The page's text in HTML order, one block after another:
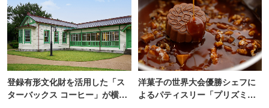
登録有形文化財を活用した「ス
ターバックス コーヒー」が横
洋菓子の世界大会優勝シェフに
よるパティスリー「プリズミッ